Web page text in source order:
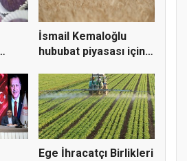
İsmail Kemaloğlu
hububat piyasası için 4
Ege İhracatçı Birlikleri